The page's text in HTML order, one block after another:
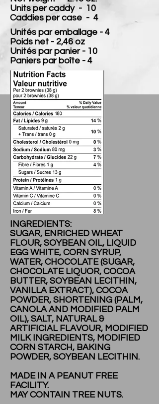
INGREDIENTS:
SUGAR, ENRICHED WHEAT
FLOUR, SOYBEAN OIL, LIQUID
EGG WHITE, CORN SYRUP,
WATER, CHOCOLATE (SUGAR,
CHOCOLATE LIQUOR, COCOA
BUTTER, SOYBEAN LECITHIN,
VANILLA EXTRACT), COCOA
POWDER, SHORTENING (PALM,
CANOLA AND MODIFIED PALM
OIL), SALT, NATURAL &
ARTIFICIAL FLAVOUR, MODIFIED
MILK INGREDIENTS, MODIFIED
CORN STARCH, BAKING
POWDER, SOYBEAN LECITHIN.
MADE IN A PEANUT FREE
FACILITY.
MAY CONTAIN TREE NUTS.
Units per caddy - 10
Caddies per case - 4
Unités par emballage - 4
Poids net - 2,46 oz
Unités par panier - 10
Paniers par boîte - 4